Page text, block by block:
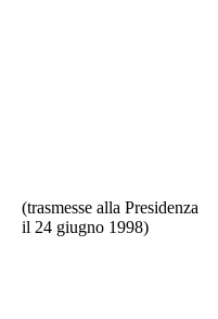
(trasmesse alla Presidenza
il 24 giugno 1998)